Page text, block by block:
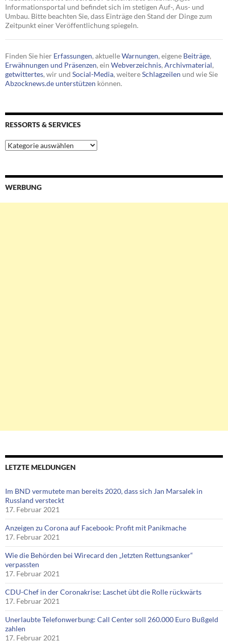
Informationsportal und befindet sich im stetigen Auf-, Aus- und
Umbau. Bitte beachten Sie, dass Einträge den Stand der Dinge zum
Zeitpunkt einer Veröffentlichung spiegeln.
Finden Sie hier Erfassungen, aktuelleWarnungen, eigene Beiträge,
Erwähnungen und Präsenzen, ein Webverzeichnis, Archivmaterial,
getwittertes, wir und Social-Media, weitereSchlagzeilen und wie Sie
Abzocknews.de unterstützen können.
RESSORTS & SERVICES
Ressorts
&
WERBUNG
LETZTE MELDUNGEN
Im BND vermutete man bereits 2020, dass sich Jan Marsalek in
Russland versteckt
17. Februar 2021
Anzeigen zu Corona auf Facebook: Profit mit Panikmache
17. Februar 2021
Wie die Behörden bei Wirecard den „letzten Rettungsanker“
verpassten
17. Februar 2021
CDU-Chef in der Coronakrise: Laschet übt die Rolle rückwärts
17. Februar 2021
Unerlaubte Telefonwerbung: Call Center soll 260.000 Euro Bußgeld
zahlen
17. Februar 2021